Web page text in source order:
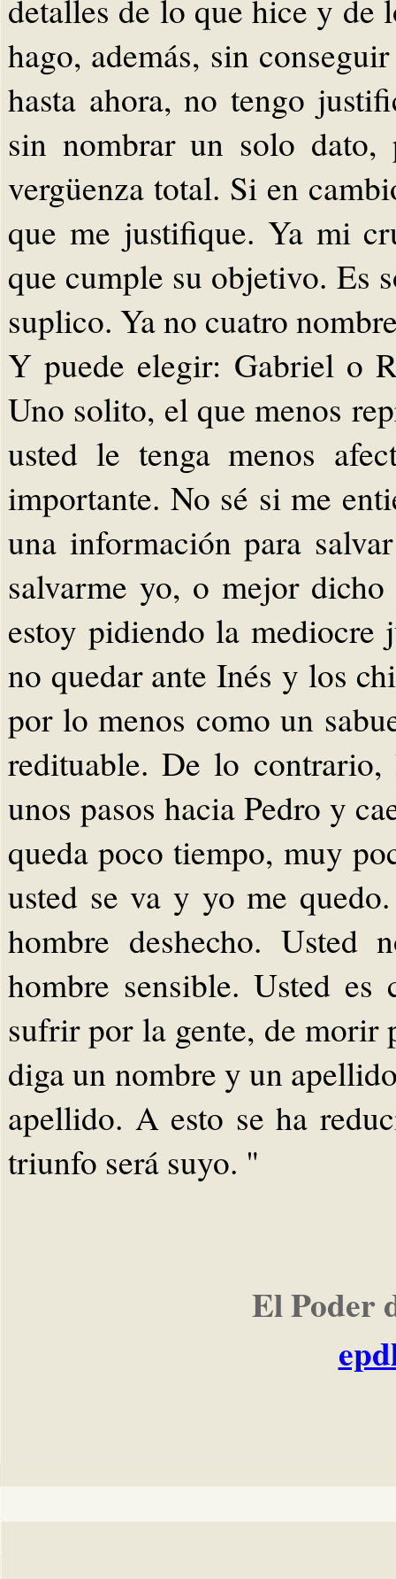
detalles de lo que hice y de
hago, además, sin
hasta ahora, no tengo
sin nombrar un solo
vergüenza total. Si en
que me justifique. Ya mi
que cumple su objetivo. Es
suplico. Ya no cuatro
Y puede elegir: Gabriel o
Uno solito, el que menos
usted le tenga menos
importante. No sé si me
una información para
salvarme yo, o mejor
estoy pidiendo la mediocre
no quedar ante Inés y los
por lo menos como un
redituable. De lo
unos pasos hacia Pedro y
queda poco tiempo, muy
usted se va y yo me
hombre deshecho. Usted
hombre sensible. Usted
sufrir por la gente, de morir
diga un nombre y un
apellido. A esto se ha
triunfo será suyo. "
El Poder